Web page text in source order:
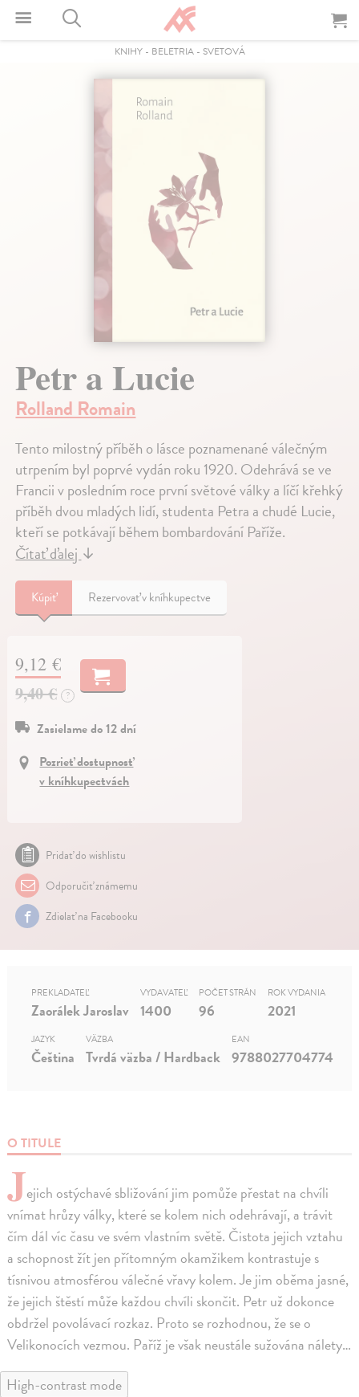
KNIHY- BELETRIA- SVETOVÁ
Petr a Lucie
Rolland Romain
Tento milostný příběh o lásce poznamenané válečným
utrpením byl poprvé vydán roku 1920. Odehrává se ve
Francii v posledním roce první světové války a líčí křehký
příběh dvou mladých lidí, studenta Petra a chudé Lucie,
kteří se potkávají během bombardování Paříže.
Čítať ďalej↓
Kúpiť Rezervovať v kníhkupectve
9,12 €
9,40 € ?
Zasielame do 12 dní
Pozrieť dostupnosť
v kníhkupectvách
Pridať do wishlistu
Odporučiť známemu
Zdielať na Facebooku
O TITULE
Jejich ostýchavé sbližování jim pomůže přestat na chvíli
vnímat hrůzy války, které se kolem nich odehrávají, a trávit
čím dál víc času ve svém vlastním světě. Čistota jejich vztahu
a schopnost žít jen přítomným okamžikem kontrastuje s
tísnivou atmosférou válečné vřavy kolem. Je jim oběma jasné,
že jejich štěstí může každou chvíli skončit. Petr už dokonce
obdržel povolávací rozkaz. Proto se rozhodnou, že se o
Velikonocích vezmou. Paříž je však neustále sužována nálety…
PREKLADATEĽ
Zaorálek Jaroslav
VYDAVATEĽ
1400
POČET STRÁN
96
ROK VYDANIA
2021
JAZYK
Čeština
VÄZBA
Tvrdá väzba / Hardback
EAN
9788027704774
High-contrast mode